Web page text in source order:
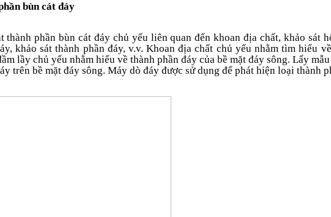
bùn cát đáy
thành phần bùn cát đáy chủ yếu liên quan đến khoan địa chất, khảo sát
khảo sát thành phần đáy, v.v. Khoan địa chất chủ yếu nhằm tìm hiểu
lầy chủ yếu nhằm hiểu về thành phần đáy của bề mặt đáy sông. Lấy
trên bề mặt đáy sông. Máy dò đáy được sử dụng để phát hiện loại thành